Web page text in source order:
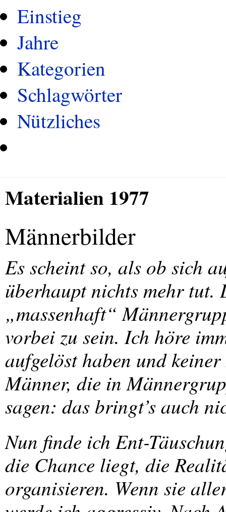
Einstieg
Jahre
Kategorien
Schlagwörter
Nützliches
Materialien 1977
Männerbilder
Es scheint so, als ob sich
überhaupt nichts mehr tut.
„massenhaft“
vorbei zu sein. Ich höre
aufgelöst haben und
Männer, die in
sagen: das bringt’s auch
Nun finde ich Ent-
die Chance liegt, die
organisieren. Wenn sie